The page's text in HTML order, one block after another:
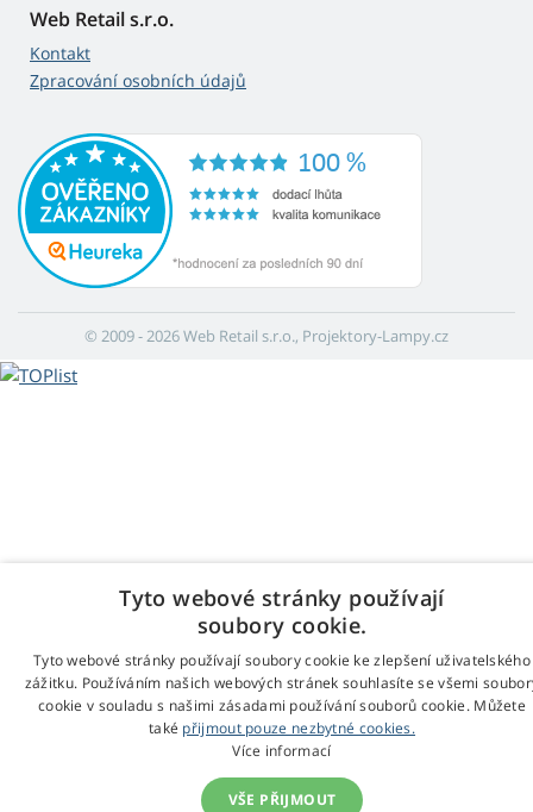
Web Retail s.r.o.
Kontakt
Zpracování osobních údajů
© 2009 - 2026 Web Retail s.r.o., Projektory-Lampy.cz
Tyto webové stránky používají
soubory cookie.
Tyto webové stránky používají soubory cookie ke zlepšení uživatelského
zážitku. Používáním našich webových stránek souhlasíte se všemi
cookie v souladu s našimi zásadami používání souborů cookie. Můžete
také přijmout pouze nezbytné cookies.
Více informací
VŠE PŘIJMOUT